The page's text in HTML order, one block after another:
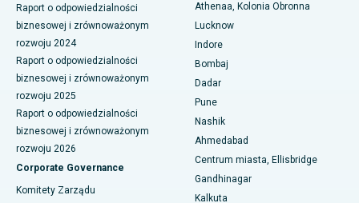
Najlepszy szpital w Seshadripuram, Bangalore
Najlepszy szpital przy Waltair Main Road, Visakhapatnam
Najlepszy szpital na Subhash Nagar Road, Karimnagar
Najlepszy szpital w Managari, Karaikudi
Najlepszy szpital w Arepally, Warangal
Najlepszy szpital w Arera Colony, Bhopal
Raport o odpowiedzialności
biznesowej i zrównoważonym
rozwoju 2024
Raport o odpowiedzialności
biznesowej i zrównoważonym
rozwoju 2025
Raport o odpowiedzialności
biznesowej i zrównoważonym
rozwoju 2026
Corporate Governance
Komitety Zarządu
Athenaa, Kolonia Obronna
Lucknow
Indore
Bombaj
Dadar
Pune
Nashik
Ahmedabad
Centrum miasta, Ellisbridge
Gandhinagar
Kalkuta